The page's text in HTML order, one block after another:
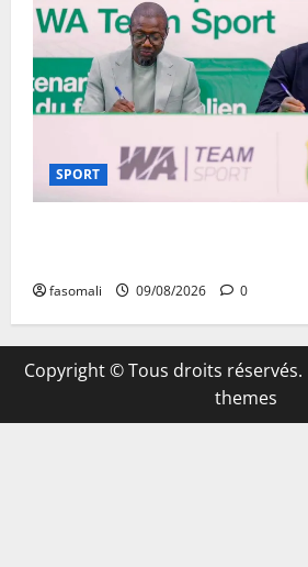
SPORT
fasomali 09/08/2026 0
Copyright © Tous droits réservés.
themes